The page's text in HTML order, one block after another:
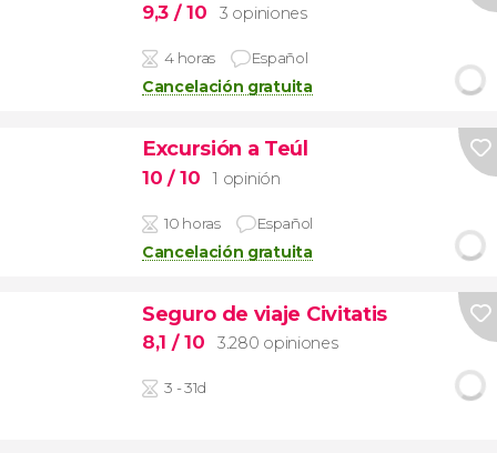
9,3 / 10 3 opiniones
4 horas Español
Cancelación gratuita
Excursión a Teúl
10 / 10 1 opinión
10 horas Español
Cancelación gratuita
Seguro de viaje Civitatis
8,1 / 10 3.280 opiniones
3 - 31d